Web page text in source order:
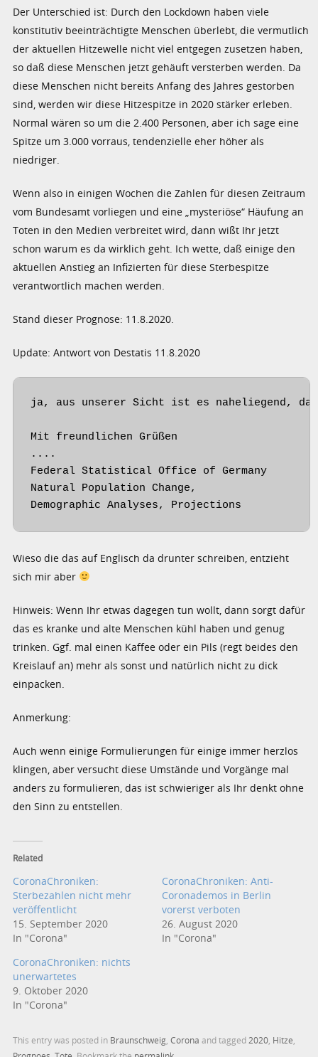
Der Unterschied ist: Durch den Lockdown haben viele
konstitutiv beeinträchtigte Menschen überlebt, die vermutlich
der aktuellen Hitzewelle nicht viel entgegen zusetzen haben,
so daß diese Menschen jetzt gehäuft versterben werden. Da
diese Menschen nicht bereits Anfang des Jahres gestorben
sind, werden wir diese Hitzespitze in 2020 stärker erleben.
Normal wären so um die 2.400 Personen, aber ich sage eine
Spitze um 3.000 vorraus, tendenzielle eher höher als
niedriger.
Wenn also in einigen Wochen die Zahlen für diesen Zeitraum
vom Bundesamt vorliegen und eine „mysteriöse“ Häufung an
Toten in den Medien verbreitet wird, dann wißt Ihr jetzt
schon warum es da wirklich geht. Ich wette, daß einige den
aktuellen Anstieg an Infizierten für diese Sterbespitze
verantwortlich machen werden.
Stand dieser Prognose: 11.8.2020.
Update: Antwort von Destatis 11.8.2020
ja, aus unserer Sicht ist es naheliegend,
Mit freundlichen Grüßen
....
Federal Statistical Office of Germany
Natural Population Change,
Demographic Analyses, Projections
Wieso die das auf Englisch da drunter schreiben, entzieht
sich mir aber
Hinweis: Wenn Ihr etwas dagegen tun wollt, dann sorgt dafür
das es kranke und alte Menschen kühl haben und genug
trinken. Ggf. mal einen Kaffee oder ein Pils (regt beides den
Kreislauf an) mehr als sonst und natürlich nicht zu dick
einpacken.
Anmerkung:
Auch wenn einige Formulierungen für einige immer herzlos
klingen, aber versucht diese Umstände und Vorgänge mal
anders zu formulieren, das ist schwieriger als Ihr denkt ohne
den Sinn zu entstellen.
Related
CoronaChroniken:
Sterbezahlen nicht mehr
veröffentlicht
15. September 2020
In "Corona"
CoronaChroniken: Anti-
Coronademos in Berlin
vorerst verboten
26. August 2020
In "Corona"
CoronaChroniken: nichts
unerwartetes
9. Oktober 2020
In "Corona"
This entry was posted in Braunschweig ,Corona and tagged 2020 Hitze